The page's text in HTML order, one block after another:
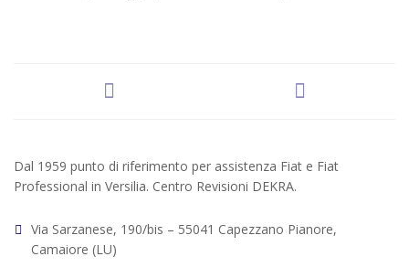
Dal 1959 punto di riferimento per assistenza Fiat e Fiat
Professional in Versilia. Centro Revisioni DEKRA.
Via Sarzanese, 190/bis – 55041 Capezzano Pianore,
Camaiore (LU)